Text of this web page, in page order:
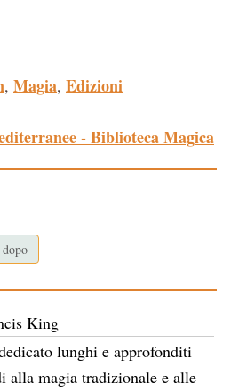
, Magia, Edizioni
- Biblioteca Magica
King
lunghi e approfonditi
alla magia tradizionale e alle